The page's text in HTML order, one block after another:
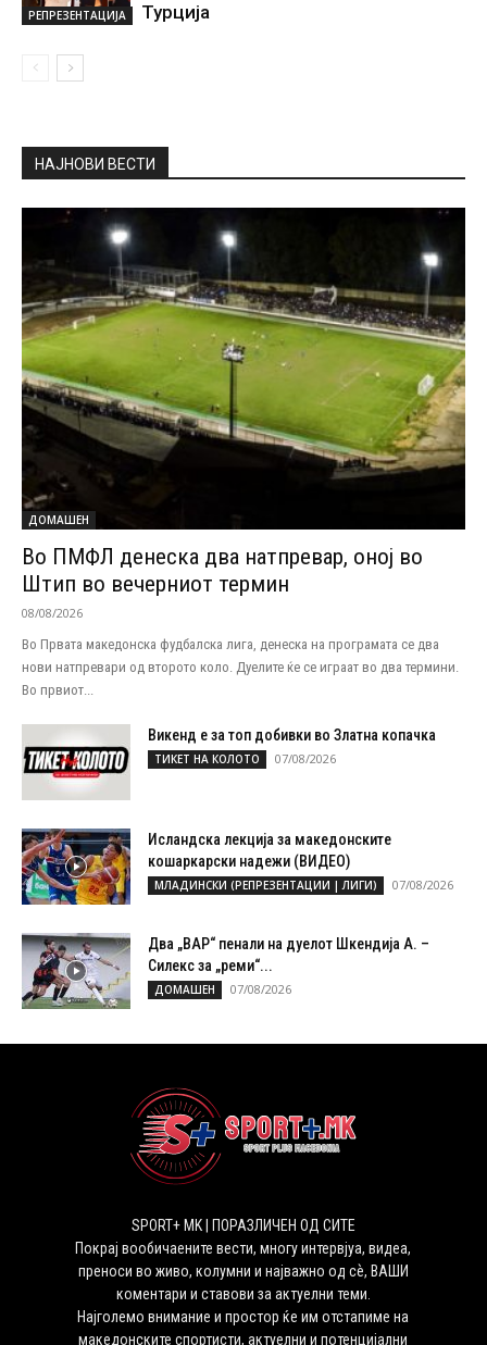
РЕПРЕЗЕНТАЦИЈА
Турција
НАЈНОВИ ВЕСТИ
ДОМАШЕН
Во ПМФЛ денеска два натпревар, оној во
Штип во вечерниот термин
08/08/2026
Во Првата македонска фудбалска лига, денеска на програмата се два
нови натпревари од второто коло. Дуелите ќе се играат во два термини.
Во првиот...
Викенд е за топ добивки во Златна копачка
ТИКЕТ НА КОЛОТО 07/08/2026
Исландска лекција за македонските
кошаркарски надежи (ВИДЕО)
МЛАДИНСКИ (РЕПРЕЗЕНТАЦИИ | ЛИГИ) 07/08/2026
Два „ВАР“ пенали на дуелот Шкендија А. –
Силекс за „реми“...
ДОМАШЕН 07/08/2026
SPORT+ MK | ПОРАЗЛИЧЕН ОД СИТЕ
Покрај вообичаените вести, многу интервјуа, видеа,
преноси во живо, колумни и најважно од сѐ, ВАШИ
коментари и ставови за актуелни теми.
Најголемо внимание и простор ќе им отстапиме на
македонските спортисти, актуелни и потенцијални